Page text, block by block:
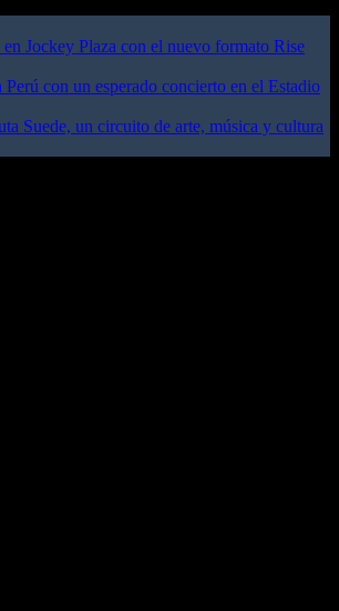
Jockey Plaza con el nuevo formato Rise
Perú con un esperado concierto en el Estadio
Suede, un circuito de arte, música y cultura